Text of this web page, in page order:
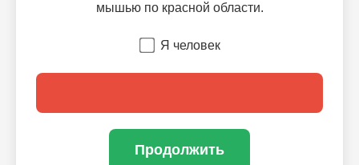
мышью по красной области.
Я человек
Продолжить